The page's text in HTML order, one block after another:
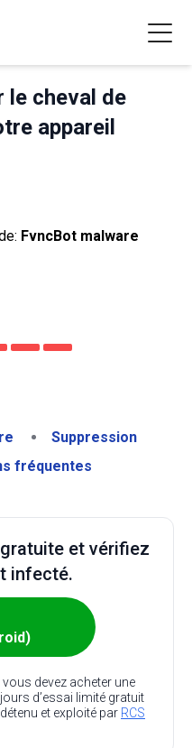
le cheval de
appareil
FvncBot malware
Suppression
fréquentes
et vérifiez
infecté.
devez acheter une
d’essai limité gratuit
et exploité par RCS